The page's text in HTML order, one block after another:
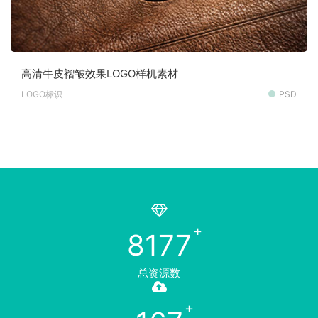
高清牛皮褶皱效果LOGO样机素材
LOGO标识 PSD
8177
总资源数